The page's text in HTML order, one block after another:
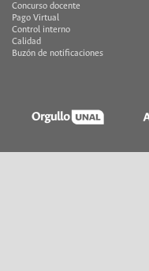
Concurso docente
Pago Virtual
Control interno
Calidad
Buzón de notificaciones